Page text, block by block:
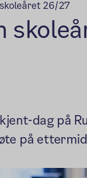
26/27
dag på
på